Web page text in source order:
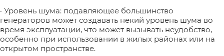
· Уровень шума: подавляющее большинство
генераторов может создавать некий уровень шума во
время эксплуатации, что может вызывать неудобство,
особенно при использовании в жилых районах или на
открытом пространстве.